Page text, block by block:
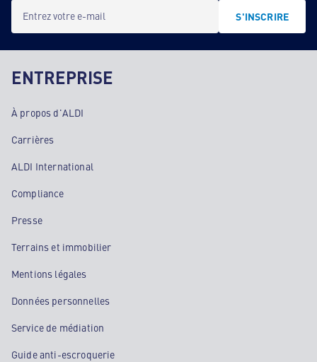
Entrez votre e-mail S'INSCRIRE
ENTREPRISE
À propos d'ALDI
Carrières
ALDI International
Compliance
Presse
Terrains et immobilier
Mentions légales
Données personnelles
Service de médiation
Guide anti-escroquerie